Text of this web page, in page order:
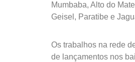
Mumbaba, Alto do
Geisel, Paratibe e
Os trabalhos na rede
de lançamentos nos